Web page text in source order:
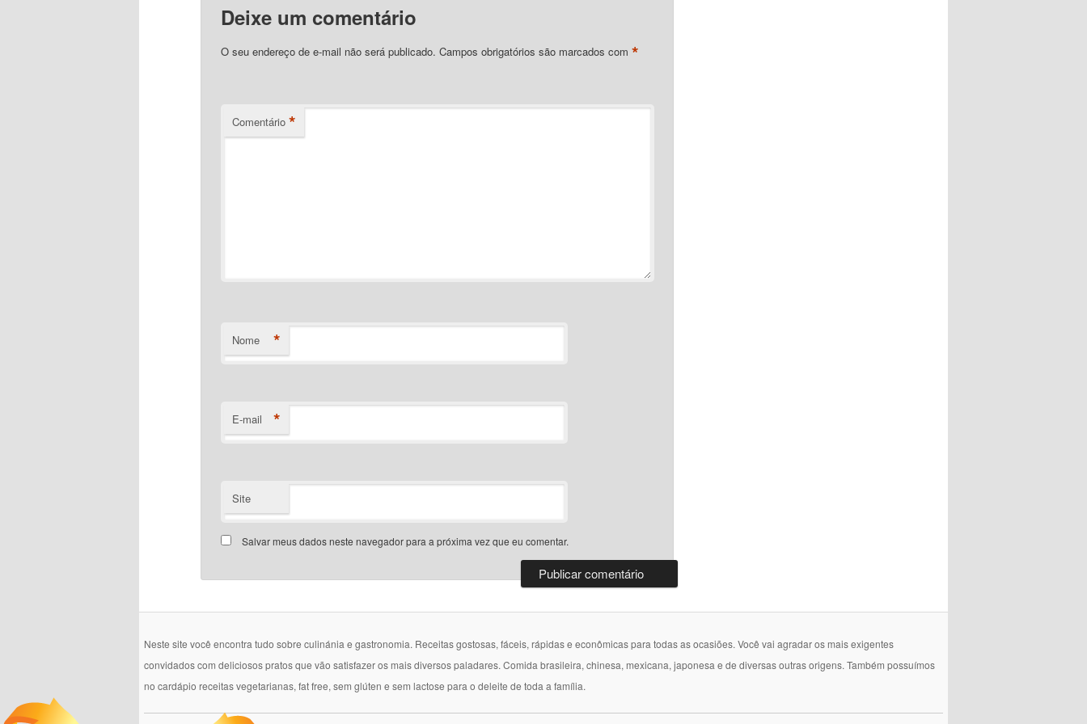
Deixe um comentário
O seu endereço de e-mail não será publicado. Campos obrigatórios são marcados com*
Comentário *
Nome *
E-mail *
Site
Salvar meus dados neste navegador para a próxima vez que eu comentar.
Neste site você encontra tudo sobre culinánia e gastronomia. Receitas gostosas, fáceis, rápidas e econômicas para todas as ocasiões. Você vai agradar os mais exigentes
convidados com deliciosos pratos que vão satisfazer os mais diversos paladares. Comida brasileira, chinesa, mexicana, japonesa e de diversas outras origens. Também possuímos
no cardápio receitas vegetarianas, fat free, sem glúten e sem lactose para o deleite de toda a família.